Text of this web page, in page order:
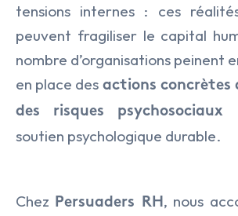
tensions internes : ces
peuvent fragiliser le capital
nombre d’organisations peinent
en place des actions concrètes
des risques psychosociaux
soutien psychologique durable.
Chez Persuaders RH , nous